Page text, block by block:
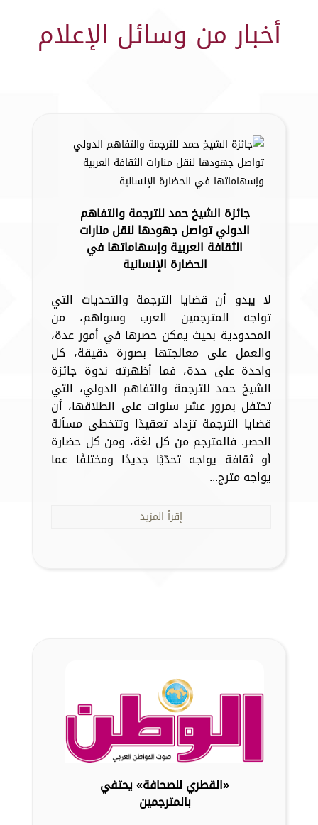
أخبار من وسائل الإعلام
جائزة الشيخ حمد للترجمة والتفاهم
الدولي تواصل جهودها لنقل منارات
الثقافة العربية وإسهاماتها في
الحضارة الإنسانية
لا يبدو أن قضايا الترجمة والتحديات التي
تواجه المترجمين العرب وسواهم، من
المحدودية بحيث يمكن حصرها في أمور عدة،
والعمل على معالجتها بصورة دقيقة، كل
واحدة على حدة، فما أظهرته ندوة جائزة
الشيخ حمد للترجمة والتفاهم الدولي، التي
تحتفل بمرور عشر سنوات على انطلاقها، أن
قضايا الترجمة تزداد تعقيدًا وتتخطى مسألة
الحصر. فالمترجم من كل لغة، ومن كل حضارة
أو ثقافة يواجه تحدّيًا جديدًا ومختلفًا عما
يواجه مترج...
إقرأ المزيد
«القطري للصحافة» يحتفي
بالمترجمين